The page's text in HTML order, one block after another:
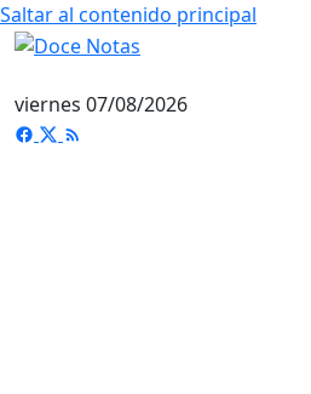
Saltar al contenido principal
viernes 07/08/2026